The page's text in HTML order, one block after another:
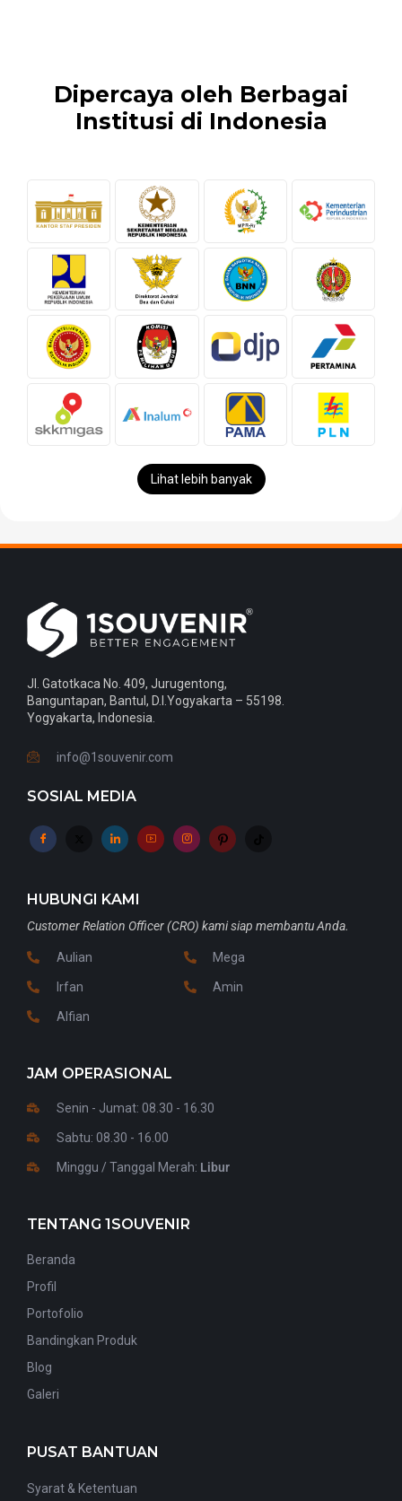
Dipercaya oleh Berbagai
Institusi di Indonesia
Lihat lebih banyak
Jl. Gatotkaca No. 409, Jurugentong,
Banguntapan, Bantul, D.I.Yogyakarta – 55198.
Yogyakarta, Indonesia.
info@1souvenir.com
SOSIAL MEDIA
HUBUNGI KAMI
Customer Relation Officer (CRO) kami siap membantu Anda.
Aulian
Irfan
Alfian
Mega
Amin
JAM OPERASIONAL
Senin - Jumat: 08.30 - 16.30
Sabtu: 08.30 - 16.00
Minggu / Tanggal Merah: Libur
TENTANG 1SOUVENIR
Beranda
Profil
Portofolio
Bandingkan Produk
Blog
Galeri
PUSAT BANTUAN
Syarat & Ketentuan